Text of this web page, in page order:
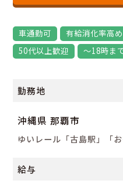
車通勤可 有給消化率高め
50代以上歓迎
～18時ま
勤務地
沖縄県 那覇市
ゆいレール「古島駅」「お
給与